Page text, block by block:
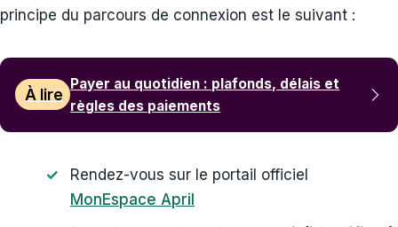
principe du parcours de connexion est le suivant :
À lire
Payer au quotidien : plafonds, délais et
règles des paiements
Rendez-vous sur le portail officiel
MonEspace April